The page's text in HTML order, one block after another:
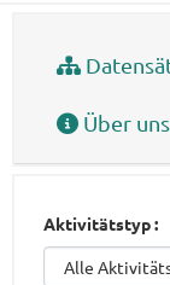
Über uns
Aktivitätstyp